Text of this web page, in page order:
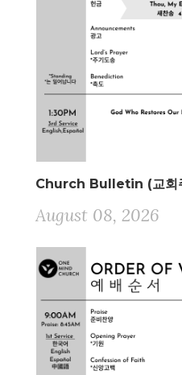
Church Bulletin (교회
August 08, 2026